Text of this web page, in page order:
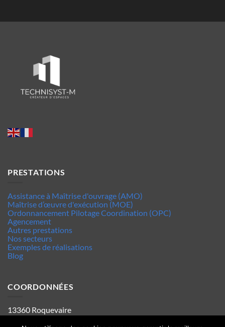
PRESTATIONS
Assistance à Maîtrise d'ouvrage (AMO)
Maîtrise d’œuvre d'exécution (MOE)
Ordonnancement Pilotage Coordination (OPC)
Agencement
Autres prestations
Nos secteurs
Exemples de réalisations
Blog
COORDONNÉES
13360 Roquevaire
Tel : 06.63.70.62.44